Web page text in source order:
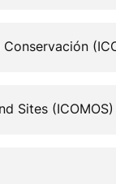
Sites (ICOMOS)